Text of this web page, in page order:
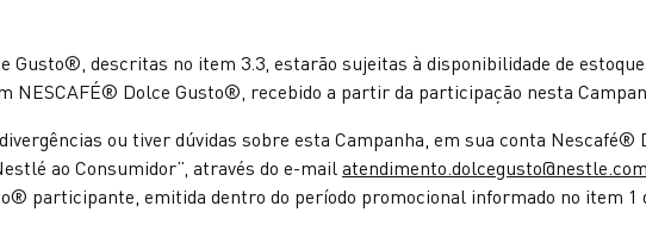
Gusto®, descritas no item 3.3, estarão sujeitas à disponibilidade de
NESCAFÉ® Dolce Gusto®, recebido a partir da participação nesta
ou tiver dúvidas sobre esta Campanha, em sua conta
ao Consumidor”, através do e-mail
participante, emitida dentro do período promocional informado no item 1